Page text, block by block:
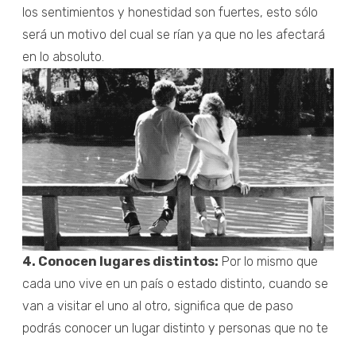
los sentimientos y honestidad son fuertes, esto sólo
será un motivo del cual se rían ya que no les afectará
en lo absoluto.
4. Conocen lugares distintos: Por lo mismo que
cada uno vive en un país o estado distinto, cuando se
van a visitar el uno al otro, significa que de paso
podrás conocer un lugar distinto y personas que no te